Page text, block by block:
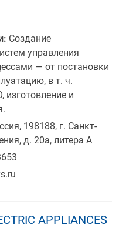
Создание
управления
— от постановки
в т. ч.
изготовление и
198188, г. Санкт-
д. 20а, литера А
APPLIANCES